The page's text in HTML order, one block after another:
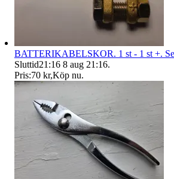
BATTERIKABELSKOR. 1 st - 1 st +.
Sluttid21:16 8 aug 21:16.
Pris:70 kr,Köp nu.